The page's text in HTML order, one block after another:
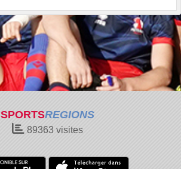
SPORTSREGIONS
89363visites